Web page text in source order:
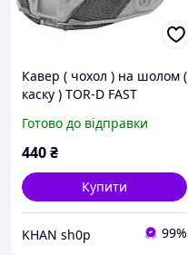
Кавер ( чохол ) на шолом (
каску ) TOR-D FAST
Готово до відправки
440₴
Купити
KHAN sh0p 99%